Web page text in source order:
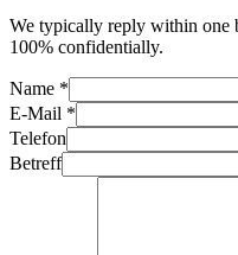
We typically reply within one
100% confidentially.
Name *
E-Mail *
Telefon
Betreff